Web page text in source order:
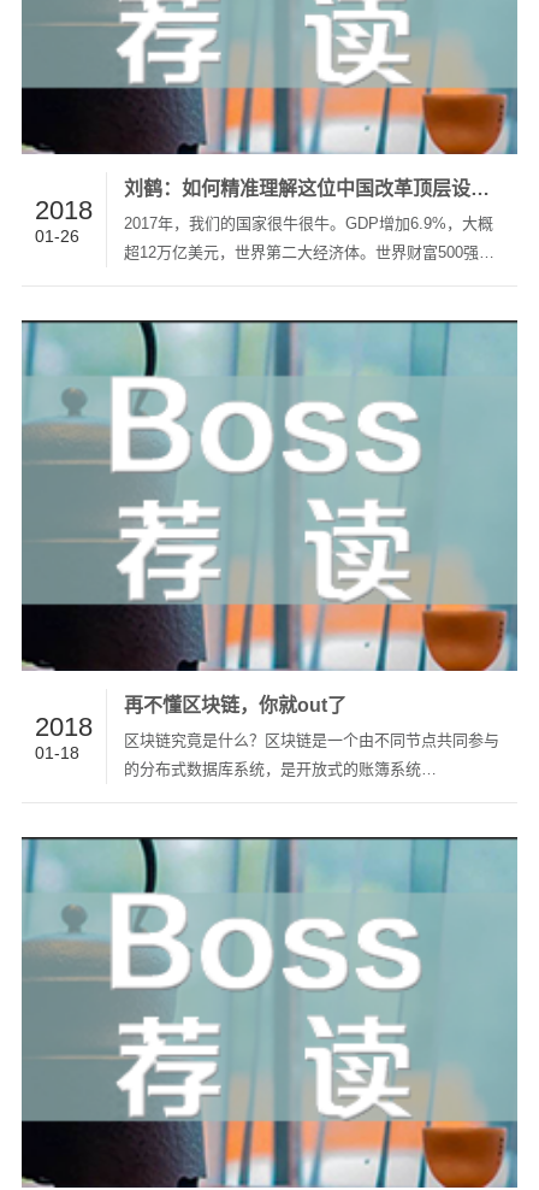
2018
01-26
刘鹤：如何精准理解这位中国改革顶层设计灵魂人物的演讲？
2017年，我们的国家很牛很牛。GDP增加6.9%，大概
超12万亿美元，世界第二大经济体。世界财富500强公
现，世界版图上，中国力量在全方位崛起。如果要说
2017年对中国经济起最大引导…
2018
01-18
再不懂区块链，你就out了
区块链究竟是什么？区块链是一个由不同节点共同参与
的分布式数据库系统，是开放式的账簿系统
信息都自动加盖时间戳，从而计算出一个数据加密数
值，即哈希值（hash）。每一个区…